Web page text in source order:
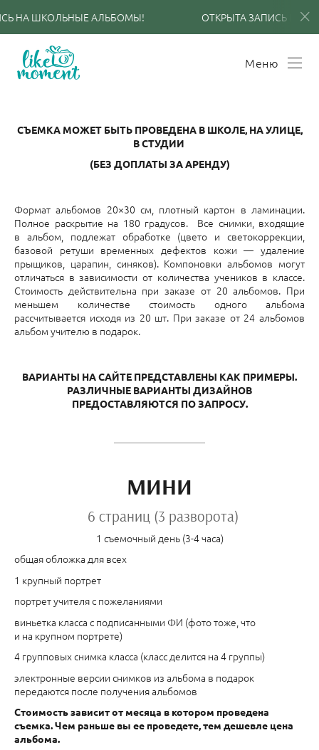
НА ШКОЛЬНЫЕ АЛЬБОМЫ! ОТКРЫТА ЗАПИСЬ НА
Меню
СЪЕМКА МОЖЕТ БЫТЬ ПРОВЕДЕНА В ШКОЛЕ, НА УЛИЦЕ,
В СТУДИИ
(БЕЗ ДОПЛАТЫ ЗА АРЕНДУ)
Формат альбомов 20×30 см, плотный картон в ламинации.
Полное раскрытие на 180 градусов. Все снимки, входящие
в альбом, подлежат обработке (цвето и светокоррекции,
базовой ретуши временных дефектов кожи — удаление
прыщиков, царапин, синяков). Компоновки альбомов могут
отличаться в зависимости от количества учеников в классе.
Стоимость действительна при заказе от 20 альбомов. При
меньшем количестве стоимость одного альбома
рассчитывается исходя из 20 шт. При заказе от 24 альбомов
альбом учителю в подарок.
ВАРИАНТЫ НА САЙТЕ ПРЕДСТАВЛЕНЫ КАК ПРИМЕРЫ.
РАЗЛИЧНЫЕ ВАРИАНТЫ ДИЗАЙНОВ
ПРЕДОСТАВЛЯЮТСЯ ПО ЗАПРОСУ.
МИНИ
6 страниц (3 разворота)
1 съемочный день (3-4 часа)
общая обложка для всех
1 крупный портрет
портрет учителя с пожеланиями
виньетка класса с подписанными ФИ (фото тоже, что
и на крупном портрете)
4 групповых снимка класса (класс делится на 4 группы)
электронные версии снимков из альбома в подарок
передаются после получения альбомов
Стоимость зависит от месяца в котором проведена
съемка. Чем раньше вы ее проведете, тем дешевле цена
альбома.